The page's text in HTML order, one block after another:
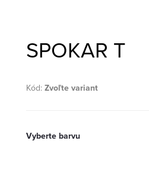
SPOKAR T
Kód: Zvoľte variant
Vyberte barvu